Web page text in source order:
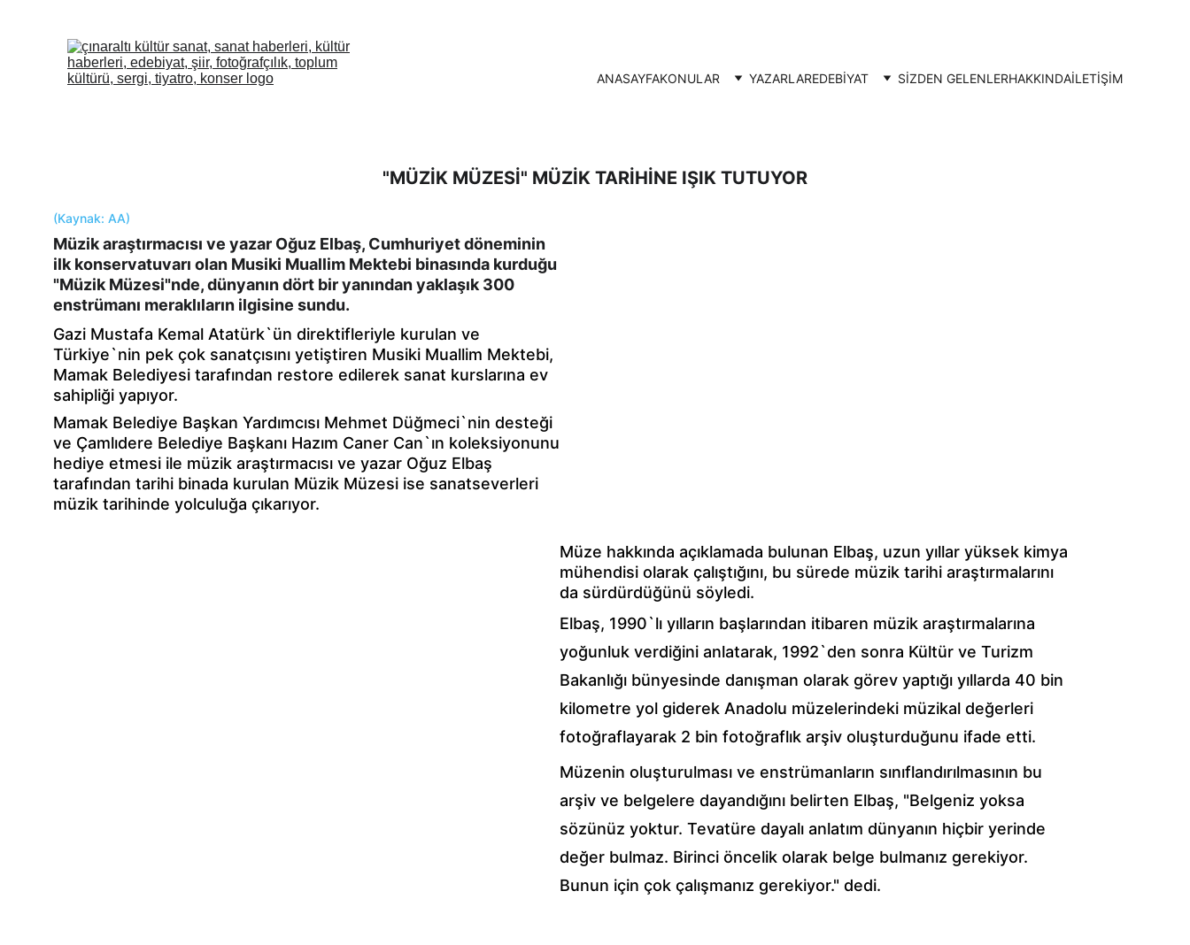
ANASAYFAKONULAR YAZARLAREDEBİYAT SİZDEN GELENLERHAKKINDAİLETIŞIM
"MÜZİK MÜZESİ" MÜZİK TARİHİNE IŞIK TUTUYOR
(Kaynak: AA)
Müzik araştırmacısı ve yazar Oğuz Elbaş, Cumhuriyet döneminin
ilk konservatuvarı olan Musiki Muallim Mektebi binasında kurduğu
"Müzik Müzesi"nde, dünyanın dört bir yanından yaklaşık 300
enstrümanı meraklıların ilgisine sundu.
Müze hakkında açıklamada bulunan Elbaş, uzun yıllar yüksek kimya
mühendisi olarak çalıştığını, bu sürede müzik tarihi araştırmalarını
da sürdürdüğünü söyledi.
Elbaş, 1990`lı yılların başlarından itibaren müzik araştırmalarına
yoğunluk verdiğini anlatarak, 1992`den sonra Kültür ve Turizm
Bakanlığı bünyesinde danışman olarak görev yaptığı yıllarda 40 bin
kilometre yol giderek Anadolu müzelerindeki müzikal değerleri
fotoğraflayarak 2 bin fotoğraflık arşiv oluşturduğunu ifade etti.
Müzenin oluşturulması ve enstrümanların sınıflandırılmasının bu
arşiv ve belgelere dayandığını belirten Elbaş, "Belgeniz yoksa
sözünüz yoktur. Tevatüre dayalı anlatım dünyanın hiçbir yerinde
değer bulmaz. Birinci öncelik olarak belge bulmanız gerekiyor.
Bunun için çok çalışmanız gerekiyor." dedi.
Gazi Mustafa Kemal Atatürk`ün direktifleriyle kurulan ve
Türkiye`nin pek çok sanatçısını yetiştiren Musiki Muallim Mektebi,
Mamak Belediyesi tarafından restore edilerek sanat kurslarına ev
sahipliği yapıyor.
Mamak Belediye Başkan Yardımcısı Mehmet Düğmeci`nin desteği
ve Çamlıdere Belediye Başkanı Hazım Caner Can`ın koleksiyonunu
hediye etmesi ile müzik araştırmacısı ve yazar Oğuz Elbaş
tarafından tarihi binada kurulan Müzik Müzesi ise sanatseverleri
müzik tarihinde yolculuğa çıkarıyor.